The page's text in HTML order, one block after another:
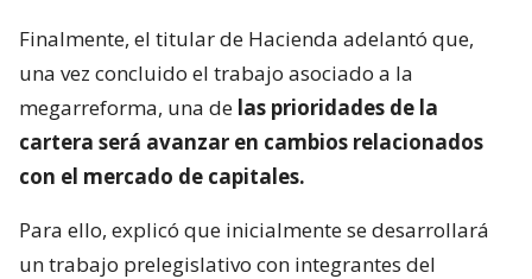
Finalmente, el titular de Hacienda adelantó que,
una vez concluido el trabajo asociado a la
megarreforma, una de las prioridades de la
cartera será avanzar en cambios relacionados
con el mercado de capitales.
Para ello, explicó que inicialmente se desarrollará
un trabajo prelegislativo con integrantes del